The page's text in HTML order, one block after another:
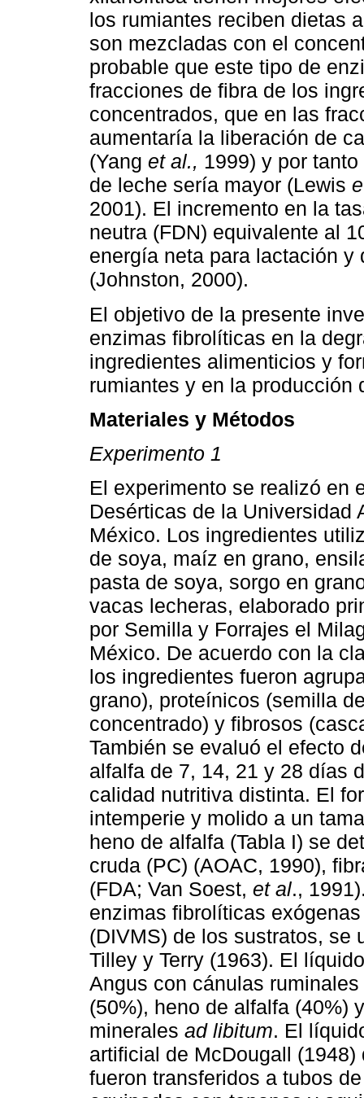
los rumiantes reciben dietas
son mezcladas con el
probable que este tipo de
fracciones de fibra de los
concentrados, que en las
aumentaría la liberación de
(Yang et al., 1999) y por
de leche sería mayor (Lewis
2001). El incremento en la
neutra (FDN) equivalente al
energía neta para lactación
(Johnston, 2000).
El objetivo de la presente
enzimas fibrolíticas en la
ingredientes alimenticios y
rumiantes y en la producción
Materiales y Métodos
Experimento 1
El experimento se realizó en
Desérticas de la Universidad
México. Los ingredientes
de soya, maíz en grano,
pasta de soya, sorgo en
vacas lecheras, elaborado
por Semilla y Forrajes el
México. De acuerdo con la
los ingredientes fueron
grano), proteínicos (semilla
concentrado) y fibrosos
También se evaluó el efecto
alfalfa de 7, 14, 21 y 28 días
calidad nutritiva distinta. El
intemperie y molido a un
heno de alfalfa (Tabla I) se
cruda (PC) (AOAC, 1990),
(FDA; Van Soest, et al.,
enzimas fibrolíticas
(DIVMS) de los sustratos, se
Tilley y Terry (1963). El
Angus con cánulas
(50%), heno de alfalfa (40%)
minerales ad libitum. El
artificial de McDougall
fueron transferidos a tubos